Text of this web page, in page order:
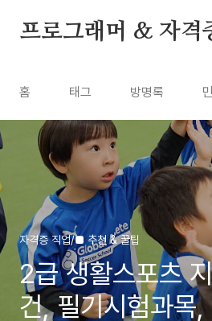
프로그래머 & 자격
홈 태그 방명록
자격증 직업/■ 추천 & 꿀팁
2급 생활스포츠
건, 필기시험과목